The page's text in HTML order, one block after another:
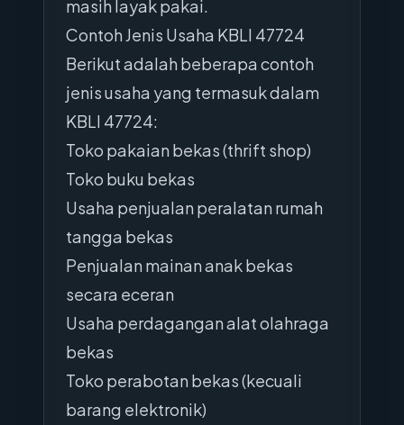
masih layak pakai.
Contoh Jenis Usaha KBLI 47724
Berikut adalah beberapa contoh
jenis usaha yang termasuk dalam
KBLI 47724:
Toko pakaian bekas (thrift shop)
Toko buku bekas
Usaha penjualan peralatan rumah
tangga bekas
Penjualan mainan anak bekas
secara eceran
Usaha perdagangan alat olahraga
bekas
Toko perabotan bekas (kecuali
barang elektronik)